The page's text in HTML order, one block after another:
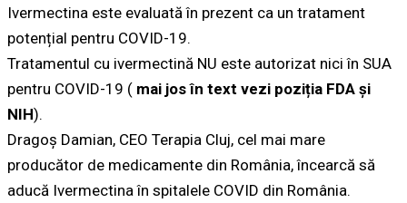
Ivermectina este evaluată în prezent ca un tratament
potențial pentru COVID-19.
Tratamentul cu ivermectină NU este autorizat nici în SUA
pentru COVID-19 ( mai jos în text vezi poziția FDA și
NIH).
Dragoș Damian, CEO Terapia Cluj, cel mai mare
producător de medicamente din România, încearcă să
aducă Ivermectina în spitalele COVID din România.